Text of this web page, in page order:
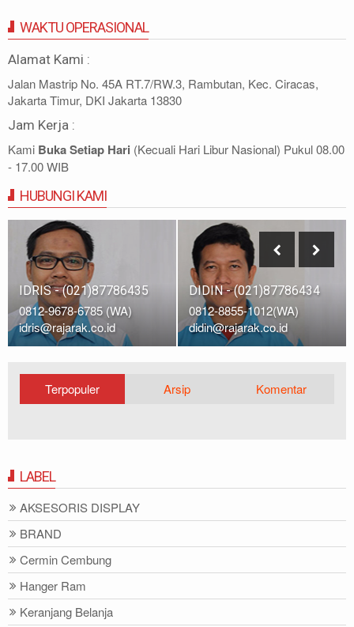
WAKTU OPERASIONAL
Alamat Kami :
Jalan Mastrip No. 45A RT.7/RW.3, Rambutan, Kec. Ciracas,
Jakarta Timur, DKI Jakarta 13830
Jam Kerja :
Kami Buka Setiap Hari (Kecuali Hari Libur Nasional) Pukul 08.00
- 17.00 WIB
HUBUNGI KAMI
IDRIS - (021)87786435
0812-9678-6785 (WA)
idris@rajarak.co.id
DIDIN - (021)87786434
0812-8855-1012(WA)
didin@rajarak.co.id
Terpopuler Arsip Komentar
LABEL
AKSESORIS DISPLAY
BRAND
Cermin Cembung
Hanger Ram
Keranjang Belanja